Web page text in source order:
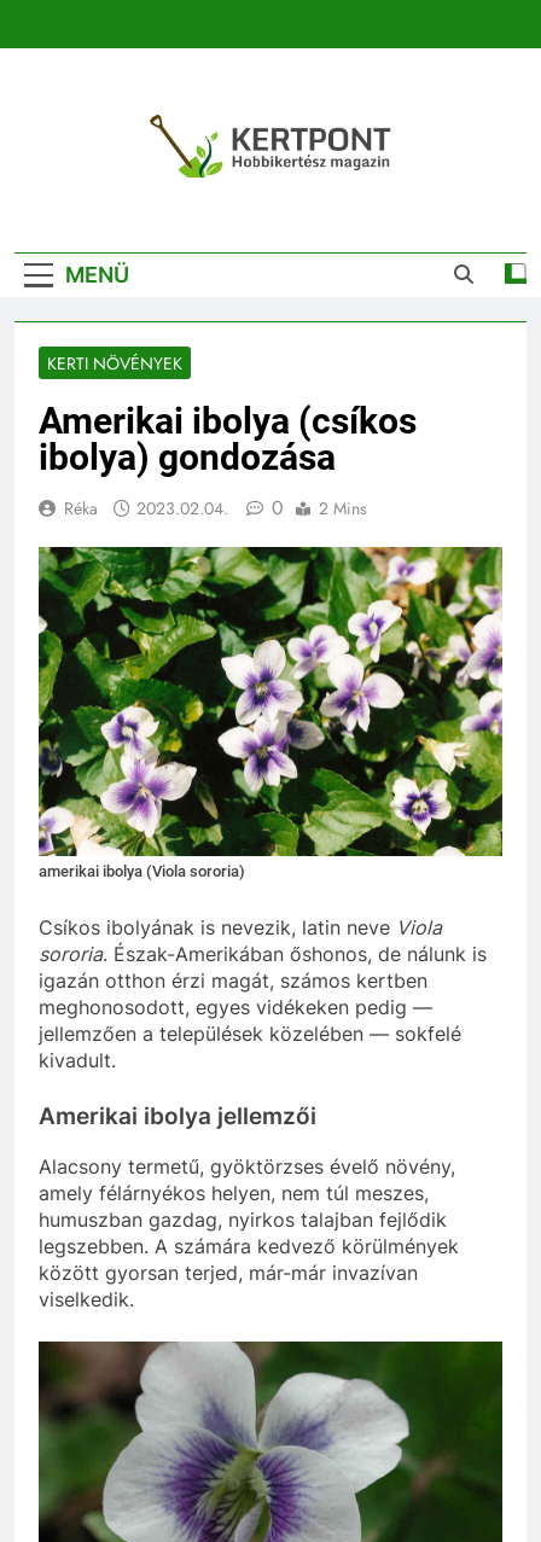
Kertészeti
Magazin |
Növénykereső És
Növényhatározó
MENÜ
KERTI NÖVÉNYEK
Amerikai ibolya (csíkos
ibolya) gondozása
Réka 2023.02.04. 0 2 Mins
amerikai ibolya (Viola sororia)
Csíkos ibolyának is nevezik, latin neve Viola
sororia. Észak-Amerikában őshonos, de nálunk is
igazán otthon érzi magát, számos kertben
meghonosodott, egyes vidékeken pedig —
jellemzően a települések közelében — sokfelé
kivadult.
Amerikai ibolya jellemzői
Alacsony termetű, gyöktörzses évelő növény,
amely félárnyékos helyen, nem túl meszes,
humuszban gazdag, nyirkos talajban fejlődik
legszebben. A számára kedvező körülmények
között gyorsan terjed, már-már invazívan
viselkedik.